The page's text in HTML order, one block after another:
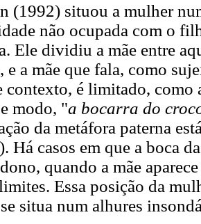
(1992) situou a mulher
não ocupada com o
Ele dividiu a mãe entre
a mãe que fala, como
contexto, é limitado, como
modo, "a bocarra do
da metáfora paterna
Há casos em que a boca
quando a mãe
Essa posição da
situa num alhures